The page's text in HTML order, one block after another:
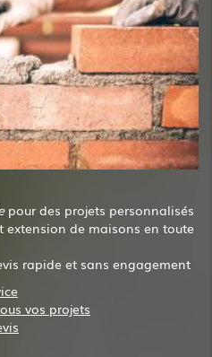
pour des projets personnalisés
de maisons en toute
rapide et sans engagement
vos projets